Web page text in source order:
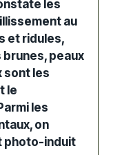
les
au
et ridules,
brunes, peaux
sont les
le
les
on
photo-induit